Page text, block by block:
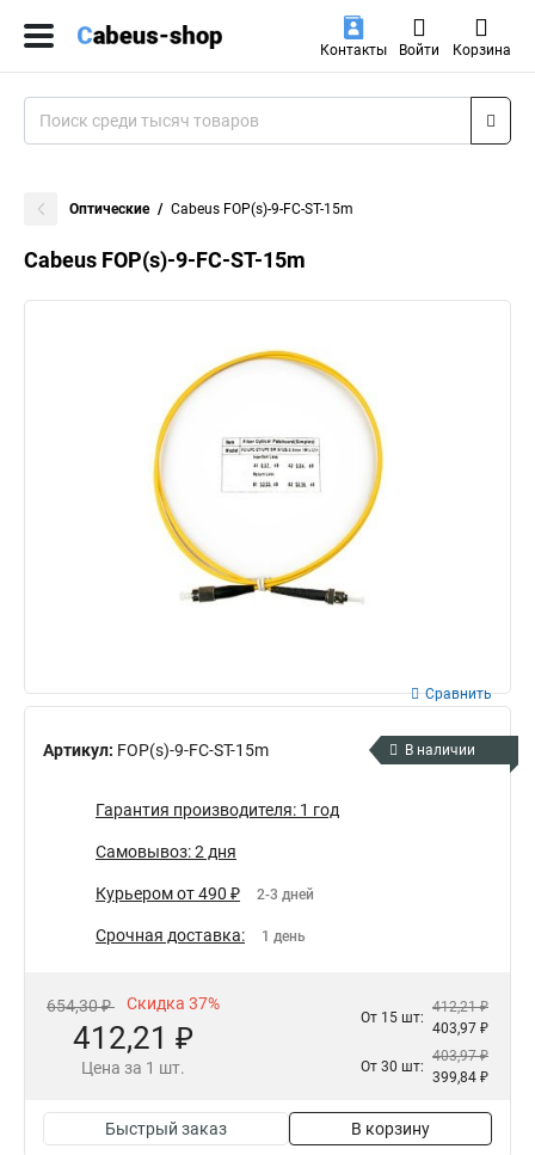
Контакты Войти Корзина
Оптические Cabeus FOP(s)-9-FC-ST-15m
Cabeus FOP(s)-9-FC-ST-15m
Артикул: FOP(s)-9-FC-ST-15m
Сравнить
В наличии
Гарантия производителя: 1 год
Самовывоз: 2 дня
Курьером от 490 ₽ 2-3 дней
Срочная доставка: 1 день
654,30 ₽ Скидка 37%
412,21 ₽
Цена за 1 шт.
От 15 шт:
412,21 ₽
403,97 ₽
От 30 шт:
403,97 ₽
399,84 ₽
Быстрый заказ В корзину